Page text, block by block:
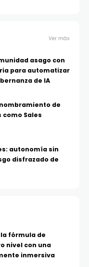
Ver más
asago con
para automatizar
de IA
de
como Sales
autonomía sin
disfrazado de
la fórmula de
nivel con una
inmersiva